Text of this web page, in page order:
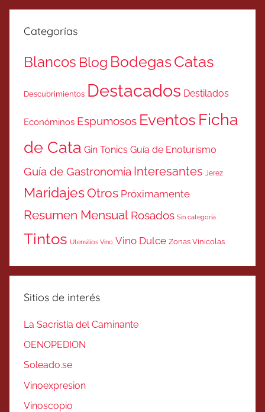
Categorías
Blancos Blog BodegasCatas
Descubrimientos Destacados Destilados
Económinos Espumosos Eventos Ficha
de Cata Gin Tonics Guía de Enoturismo
Guía de Gastronomía Interesantes Jerez
MaridajesOtros Próximamente
Resumen Mensual Rosados Sin categoría
Tintos Utensilios Vino Vino Dulce Zonas Vinicolas
Sitios de interés
La Sacristía del Caminante
OENOPEDION
Soleado.se
Vinoexpresion
Vinoscopio